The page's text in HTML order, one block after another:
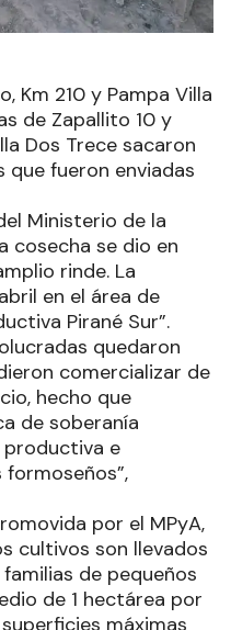
Km 210 y Pampa Villa
de Zapallito 10 y
Dos Trece sacaron
que fueron enviadas
Ministerio de la
cosecha se dio en
rinde. La
en el área de
Pirané Sur”.
quedaron
comercializar de
hecho que
de soberanía
productiva e
por el MPyA,
cultivos son llevados
de pequeños
de 1 hectárea por